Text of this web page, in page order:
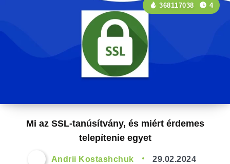
Mi az SSL-tanúsítvány, és miért érdemes
telepítenie egyet
368117038 4
Andrii Kostashchuk 29.02.2024